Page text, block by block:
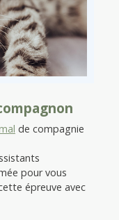
de compagnie
pour vous
épreuve avec